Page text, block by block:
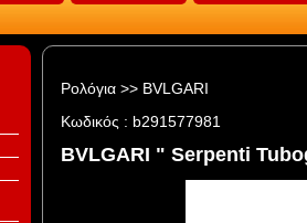
Ρολόγια >> BVLGARI
Κωδικός : b291577981
BVLGARI " Serpenti